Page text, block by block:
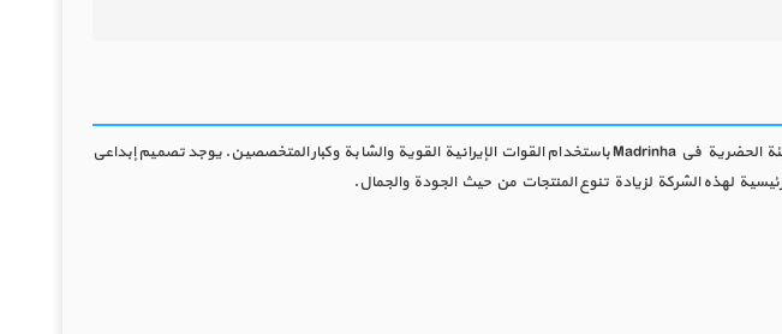
تمكنت شركة Ideal Shahr International Trade Company من اتخاذ خطوة ، مهما كانت صغيرة ، في اتجاه تحسين البيئة الحضرية في Madrinha باستخدام القوات الإيرانية القوية والشابة وكبار المتخصصين. يوجد تصميم إبداعي
لهذه الشركة لزيادة تنوع المنتجات من حيث الجودة والجمال.